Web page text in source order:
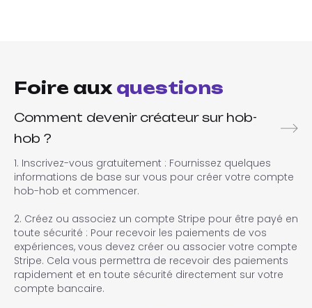
Foire aux questions
Comment devenir créateur sur hob-
hob ?
1. Inscrivez-vous gratuitement : Fournissez quelques
informations de base sur vous pour créer votre compte
hob-hob et commencer.
2. Créez ou associez un compte Stripe pour être payé en
toute sécurité : Pour recevoir les paiements de vos
expériences, vous devez créer ou associer votre compte
Stripe. Cela vous permettra de recevoir des paiements
rapidement et en toute sécurité directement sur votre
compte bancaire.